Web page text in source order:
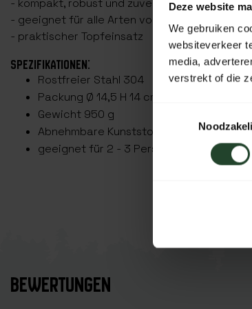
Deze website
We gebruiken
websiteverkeer
media,
verstrekt of die
- kompakt, robust und zuverlässig
- geeignet für alle Arten von Zubereitungen
- praktischer Topfeinsatz
SPEZIFIKATIONEN:
Rostfreier Stahl 304
Packung Ø 14,5 H 14 cm
Gewicht 950 g
Abnehmbare Kunststoffklammern
geeignet für 2 - 3 Personen
BEWERTUNGEN